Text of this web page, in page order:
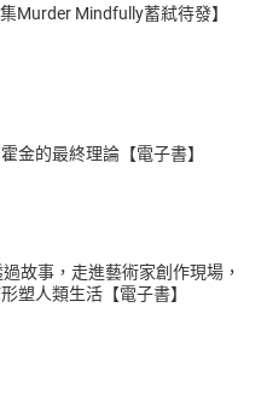
Murder Mindfully蓄弒待發】
金的最終理論【電子書】
故事，走進藝術家創作現場，
塑人類生活【電子書】